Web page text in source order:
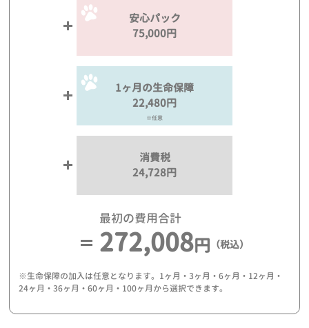
安心パック
75,000円
1ヶ月の生命保障
22,480円
※任意
消費税
24,728円
最初の費用合計
272,008円 （税込）
※生命保障の加入は任意となります。1ヶ月・3ヶ月・6ヶ月・12ヶ月・
24ヶ月・36ヶ月・60ヶ月・100ヶ月から選択できます。